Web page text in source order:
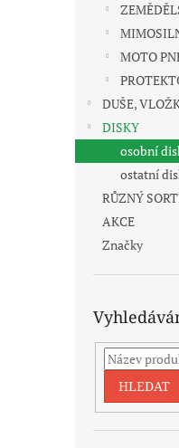
MOTO
DUŠE,
DISKY
osobní
ostatní
RŮZNÝ
AKCE
Značky
HLEDAT